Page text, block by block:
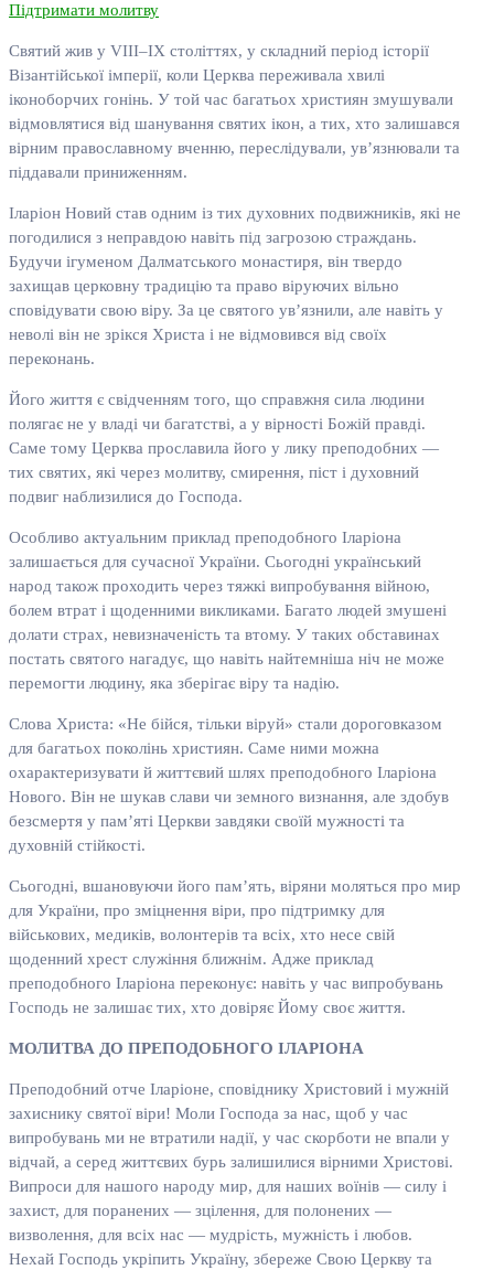
Підтримати молитву
Святий жив у VIII–IX століттях, у складний період історії
Візантійської імперії, коли Церква переживала хвилі
іконоборчих гонінь. У той час багатьох християн змушували
відмовлятися від шанування святих ікон, а тих, хто залишався
вірним православному вченню, переслідували, ув’язнювали та
піддавали приниженням.
Іларіон Новий став одним із тих духовних подвижників, які не
погодилися з неправдою навіть під загрозою страждань.
Будучи ігуменом Далматського монастиря, він твердо
захищав церковну традицію та право віруючих вільно
сповідувати свою віру. За це святого ув’язнили, але навіть у
неволі він не зрікся Христа і не відмовився від своїх
переконань.
Його життя є свідченням того, що справжня сила людини
полягає не у владі чи багатстві, а у вірності Божій правді.
Саме тому Церква прославила його у лику преподобних —
тих святих, які через молитву, смирення, піст і духовний
подвиг наблизилися до Господа.
Особливо актуальним приклад преподобного Іларіона
залишається для сучасної України. Сьогодні український
народ також проходить через тяжкі випробування війною,
болем втрат і щоденними викликами. Багато людей змушені
долати страх, невизначеність та втому. У таких обставинах
постать святого нагадує, що навіть найтемніша ніч не може
перемогти людину, яка зберігає віру та надію.
Слова Христа: «Не бійся, тільки віруй» стали дороговказом
для багатьох поколінь християн. Саме ними можна
охарактеризувати й життєвий шлях преподобного Іларіона
Нового. Він не шукав слави чи земного визнання, але здобув
безсмертя у пам’яті Церкви завдяки своїй мужності та
духовній стійкості.
Сьогодні, вшановуючи його пам’ять, віряни моляться про мир
для України, про зміцнення віри, про підтримку для
військових, медиків, волонтерів та всіх, хто несе свій
щоденний хрест служіння ближнім. Адже приклад
преподобного Іларіона переконує: навіть у час випробувань
Господь не залишає тих, хто довіряє Йому своє життя.
МОЛИТВА ДО ПРЕПОДОБНОГО ІЛАРІОНА
Преподобний отче Іларіоне, сповіднику Христовий і мужній
захиснику святої віри! Моли Господа за нас, щоб у час
випробувань ми не втратили надії, у час скорботи не впали у
відчай, а серед життєвих бурь залишилися вірними Христові.
Випроси для нашого народу мир, для наших воїнів — силу і
захист, для поранених — зцілення, для полонених —
визволення, для всіх нас — мудрість, мужність і любов.
Нехай Господь укріпить Україну, збереже Свою Церкву та